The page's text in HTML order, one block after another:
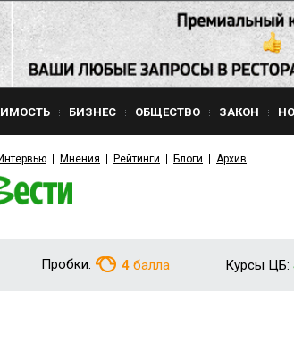
БИЗНЕС ОБЩЕСТВО ЗАКОН
Интервью Мнения Рейтинги Блоги Архив
Пробки: 4 балла Курсы ЦБ: